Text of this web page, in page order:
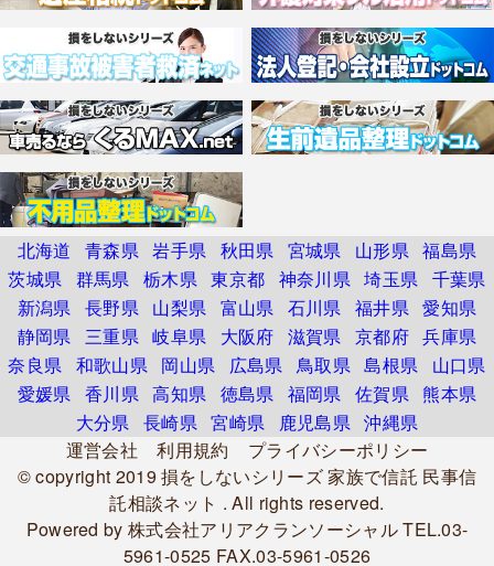
北海道 青森県 岩手県 秋田県 宮城県 山形県 福島県
茨城県
群馬県 栃木県 東京都 神奈川県 埼玉県
千葉県
新潟県
長野県 山梨県 富山県 石川県 福井県 愛知県
静岡県
三重県 岐阜県 大阪府 滋賀県 京都府 兵庫県
奈良県
和歌山県 岡山県 広島県 鳥取県 島根県
山口県
愛媛県
香川県 高知県 徳島県 福岡県 佐賀県
熊本県
大分県
長崎県 宮崎県 鹿児島県 沖縄県
運営会社
利用規約
プライバシーポリシー
© copyright 2019損をしないシリーズ 家族で信託 民事信
託相談ネット . All rights reserved.
Powered by株式会社アリアクランソーシャルTEL.03-
5961-0525 FAX.03-5961-0526